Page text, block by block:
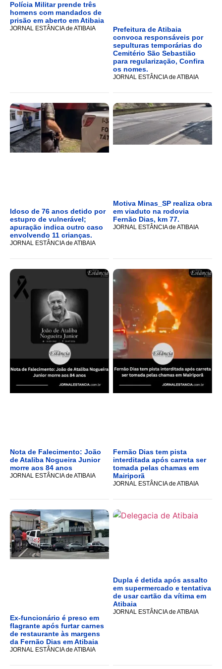
Polícia Militar prende três
homens com mandados de
prisão em aberto em Atibaia
JORNAL ESTÂNCIA de ATIBAIA
Prefeitura de Atibaia
convoca responsáveis por
sepulturas temporárias do
Cemitério São Sebastião
para regularização, Confira
os nomes.
JORNAL ESTÂNCIA de ATIBAIA
Idoso de 76 anos detido por
estupro de vulnerável;
apuração indica outro caso
envolvendo 11 crianças.
JORNAL ESTÂNCIA de ATIBAIA
Motiva Minas_SP realiza obra
em viaduto na rodovia
Fernão Dias, km 77.
JORNAL ESTÂNCIA de ATIBAIA
Nota de Falecimento: João
de Ataliba Nogueira Junior
morre aos 84 anos
JORNAL ESTÂNCIA de ATIBAIA
Fernão Dias tem pista
interditada após carreta ser
tomada pelas chamas em
Mairiporã
JORNAL ESTÂNCIA de ATIBAIA
Ex-funcionário é preso em
flagrante após furtar carnes
de restaurante às margens
da Fernão Dias em Atibaia
JORNAL ESTÂNCIA de ATIBAIA
Dupla é detida após assalto
em supermercado e tentativa
de usar cartão da vítima em
Atibaia
JORNAL ESTÂNCIA de ATIBAIA